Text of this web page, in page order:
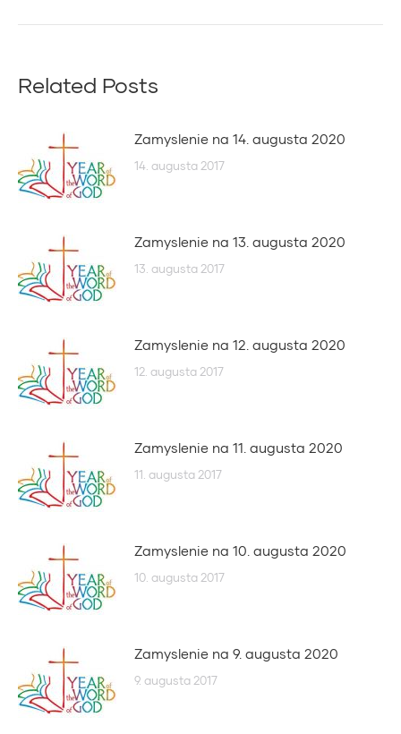
Related Posts
Zamyslenie na 14. augusta 2020
14. augusta 2017
Zamyslenie na 13. augusta 2020
13. augusta 2017
Zamyslenie na 12. augusta 2020
12. augusta 2017
Zamyslenie na 11. augusta 2020
11. augusta 2017
Zamyslenie na 10. augusta 2020
10. augusta 2017
Zamyslenie na 9. augusta 2020
9. augusta 2017